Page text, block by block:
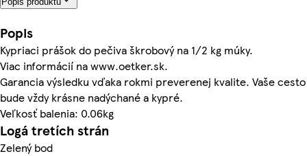
Popis
Kypriaci prášok do pečiva škrobový na 1/2 kg múky.
Viac informácií na www.oetker.sk.
Garancia výsledku vďaka rokmi preverenej kvalite. Vaše cesto
bude vždy krásne nadýchané a kypré.
Veľkosť balenia: 0.06kg
Logá tretích strán
Zelený bod